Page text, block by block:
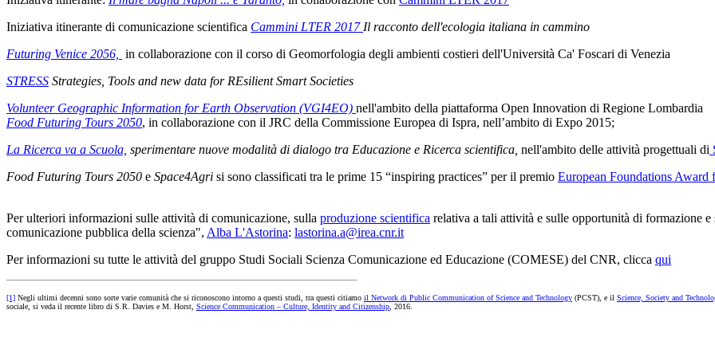
Iniziativa itinerante di comunicazione scientifica Cammini LTER 2017 Il racconto dell'ecologia italiana in cammino
Futuring Venice 2056,
in collaborazione con il corso di Geomorfologia degli ambienti costieri dell'Università Ca' Foscari di Venezia
STRESS Strategies, Tools and new data for REsilient Smart Societies
Volunteer Geographic Information for Earth Observation (VGI4EO) nell'ambito della piattaforma Open Innovation di Regione Lombardia
Food Futuring Tours 2050, in collaborazione con il JRC della Commissione Europea di Ispra, nell’ambito di Expo 2015;
La Ricerca va a Scuola, sperimentare nuove modalità di dialogo tra Educazione e Ricerca scientifica, nell'ambito delle attività progettuali di
Food Futuring Tours 2050 e Space4Agri si sono classificati tra le prime 15 “inspiring practices” per il premio European Foundations
Per ulteriori informazioni sulle attività di comunicazione, sulla produzione scientifica relativa a tali attività e sulle opportunità di formazione e
comunicazione pubblica della scienza", Alba L'Astorina: lastorina.a@irea.cnr.it
Per informazioni su tutte le attività del gruppo Studi Sociali Scienza Comunicazione ed Educazione (COMESE) del CNR, clicca qui
[1] Negli ultimi decenni sono sorte varie comunità che si riconoscono intorno a questi studi, tra questi citiamo il Network di Public Communication of Science and Technology (PCST), e il Science, Society and
sociale, si veda il recente libro di S.R. Davies e M. Horst, Science Communication – Culture, Identity and Citizenship , 2016.